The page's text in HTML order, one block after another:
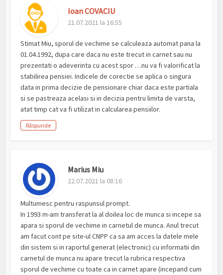
Ioan COVACIU
21.07.2021 la 16:55
Stimat Miu, sporul de vechime se calculeaza automat pana la
01.04.1992, dupa care daca nu este trecut in carnet sau nu
prezentati o adeverinta cu acest spor …nu va fi valorificat la
stabilirea pensiei. Indicele de corectie se aplica o singura
data in prima decizie de pensionare chiar daca este partiala
si se pastreaza acelasi si in decizia pentru limita de varsta,
atat timp cat va fi utilizat in calcularea pensiilor.
Răspunde
Marius Miu
22.07.2021 la 08:16
Multumesc pentru raspunsul prompt.
In 1993 m-am transferat la al doilea loc de munca si incepe sa
apara si sporul de vechime in carnetul de munca. Anul trecut
am facut cont pe site-ul CNPP ca sa am acces la datele mele
din sistem si in raportul generat (electronic) cu informatii din
carnetul de munca nu apare trecut la rubrica respectiva
sporul de vechime cu toate ca in carnet apare (incepand cum